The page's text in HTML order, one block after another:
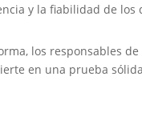
y la fiabilidad de los
los responsables
en una prueba